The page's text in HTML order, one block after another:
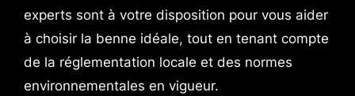
experts sont à votre disposition pour vous aider
à choisir la benne idéale, tout en tenant compte
de la réglementation locale et des normes
environnementales en vigueur.